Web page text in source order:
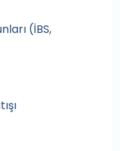
(İBS,